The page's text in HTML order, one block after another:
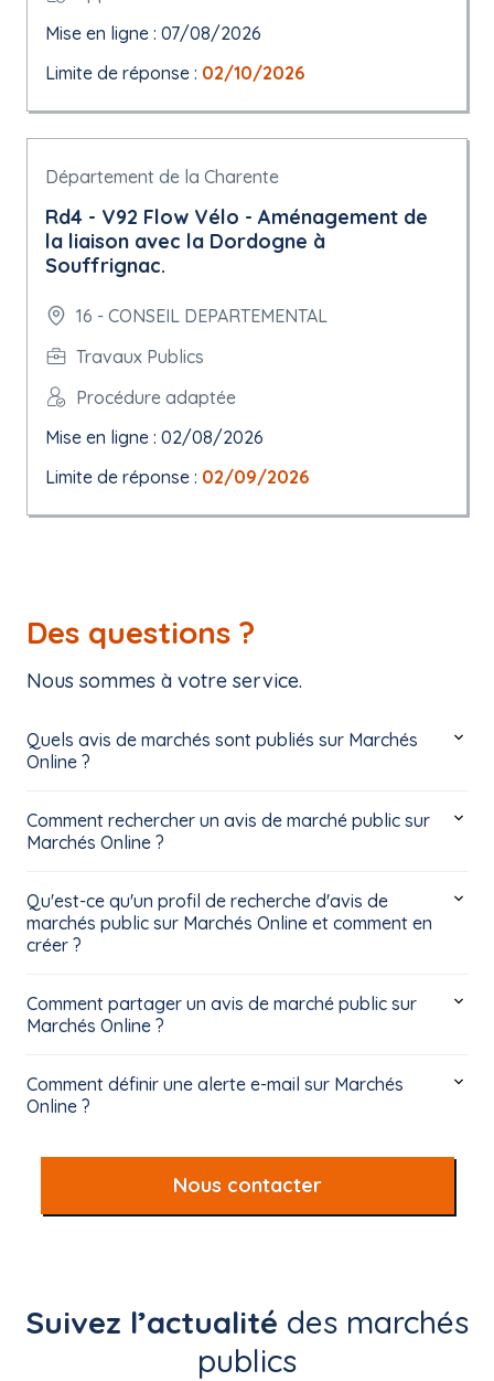
Mise en ligne : 07/08/2026
Limite de réponse : 02/10/2026
Département de la Charente
Rd4 - V92 Flow Vélo - Aménagement de
la liaison avec la Dordogne à
Souffrignac.
16 - CONSEIL DEPARTEMENTAL
Travaux Publics
Procédure adaptée
Mise en ligne : 02/08/2026
Limite de réponse : 02/09/2026
Des questions ?
Nous sommes à votre service.
Quels avis de marchés sont publiés sur Marchés
Online ?
Comment rechercher un avis de marché public sur
Marchés Online ?
Qu'est-ce qu'un profil de recherche d'avis de
marchés public sur Marchés Online et comment en
créer ?
Comment partager un avis de marché public sur
Marchés Online ?
Comment définir une alerte e-mail sur Marchés
Online ?
Nous contacter
Suivez l’actualité des marchés
publics